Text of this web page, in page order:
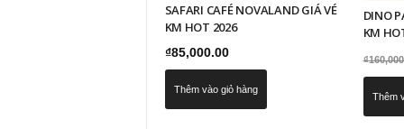
SAFARI CAFÉ NOVALAND GIÁ VÉ
KM HOT 2026
₫85,000.00
Thêm vào giỏ hàng
DINO
KM
₫
Thêm